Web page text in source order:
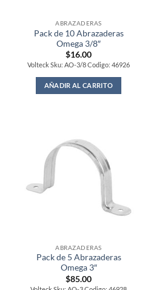
ABRAZADERAS
Pack de 10 Abrazaderas
Omega 3/8″
$16.00
Volteck Sku: AO-3/8 Codigo: 46926
AÑADIR AL CARRITO
ABRAZADERAS
Pack de 5 Abrazaderas
Omega 3″
$85.00